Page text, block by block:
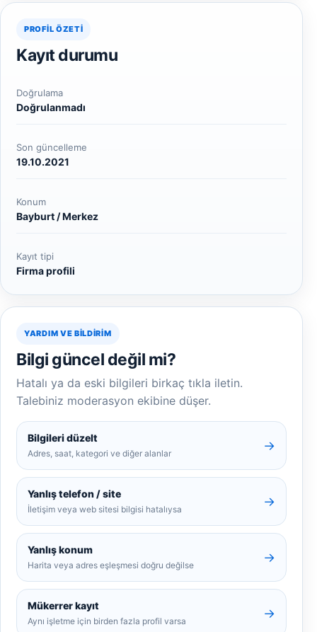
PROFIL ÖZETI
Kayıt durumu
Doğrulama
Doğrulanmadı
Son güncelleme
19.10.2021
Konum
Bayburt / Merkez
Kayıt tipi
Firma profili
YARDIM VE BILDIRIM
Bilgi güncel değil mi?
Hatalı ya da eski bilgileri birkaç tıkla iletin.
Talebiniz moderasyon ekibine düşer.
Bilgileri düzelt
Adres, saat, kategori ve diğer alanlar
→
Yanlış telefon / site
İletişim veya web sitesi bilgisi hatalıysa
→
Yanlış konum
Harita veya adres eşleşmesi doğru değilse
→
Mükerrer kayıt
Aynı işletme için birden fazla profil varsa
→